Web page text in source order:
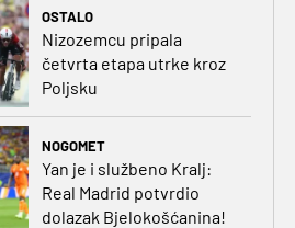
OSTALO
Nizozemcu pripala
četvrta etapa utrke kroz
Poljsku
NOGOMET
Yan je i službeno Kralj:
Real Madrid potvrdio
dolazak Bjelokošćanina!